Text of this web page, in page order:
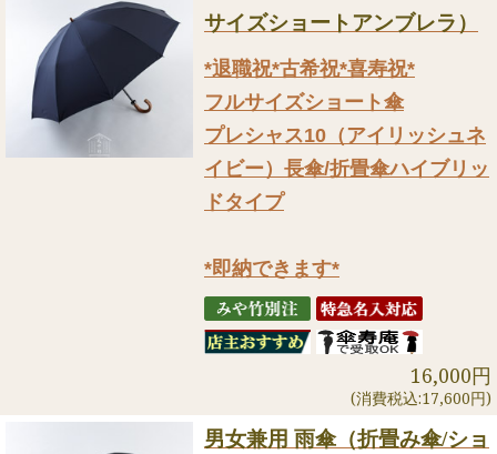
サイズショートアンブレラ）
*退職祝*古希祝*喜寿祝*
フルサイズショート傘
プレシャス10（アイリッシュネ
イビー）長傘/折畳傘ハイブリッ
ドタイプ
*即納できます*
16,000円
(消費税込:17,600円)
男女兼用 雨傘（折畳み傘/ショ